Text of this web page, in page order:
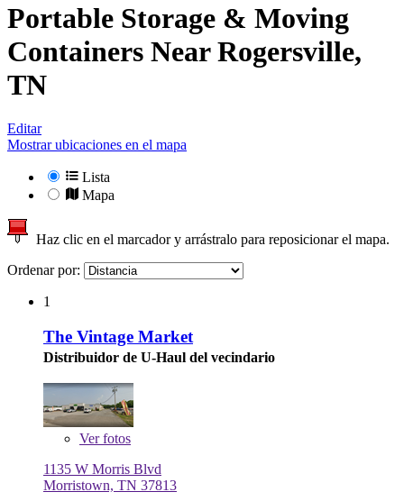
Portable Storage & Moving
Containers NearRogersville,
TN
Editar
Mostrar ubicaciones en el mapa
Lista
Mapa
Haz clic en el marcador y arrástralo para reposicionar el mapa.
Ordenar por:
1
The Vintage Market
Distribuidor de U-Haul del vecindario
Verfotos
1135 W Morris Blvd
Morristown, TN 37813